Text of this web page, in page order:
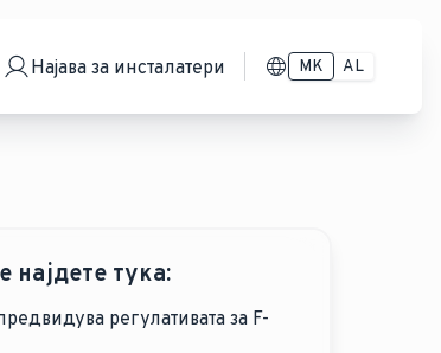
Најава за инсталатери MK AL
најдете тука:
регулативата за F-